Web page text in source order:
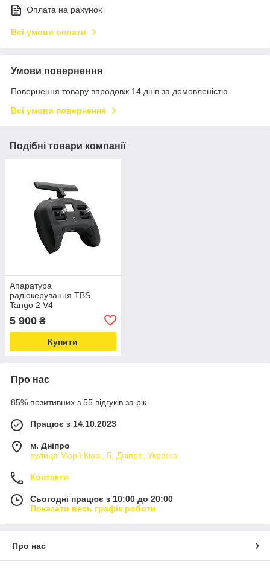
Оплата на рахунок
Всі умови оплати
Умови повернення
Повернення товару впродовж 14 днів за домовленістю
Всі умови повернення
Подібні товари компанії
Апаратура
радіокерування TBS
Tango 2 V4
5 900 ₴
Купити
Про нас
85% позитивних з 55 відгуків за рік
Працює з 14.10.2023
м. Дніпро
вулиця Марії Кюрі, 5, Дніпро, Україна
Контакти
Сьогодні працює з 10:00 до 20:00
Показати весь графік роботи
Про нас